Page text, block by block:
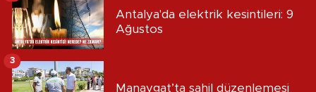
Antalya'da elektrik kesintileri: 9
Ağustos
Manavgat’ta sahil düzenlemesi
3